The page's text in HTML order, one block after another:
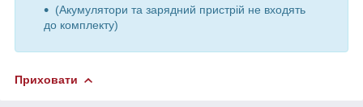
(Акумулятори та зарядний пристрій не входять
до комплекту)
Приховати